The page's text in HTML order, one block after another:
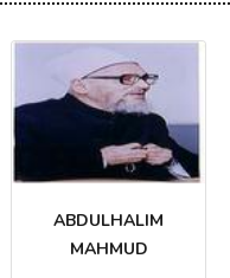
ABDULHALIM
MAHMUD